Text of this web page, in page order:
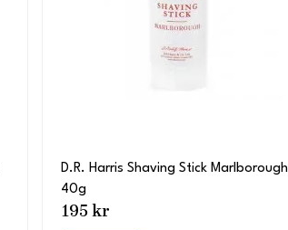
D.R. Harris Shaving Stick Marlborough
40g
195 kr